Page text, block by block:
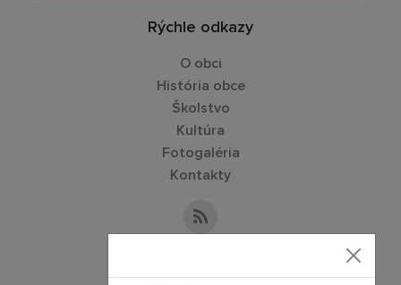
Rýchle odkazy
O obci
História obce
Školstvo
Kultúra
Fotogaléria
Kontakty